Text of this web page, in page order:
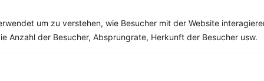
um zu verstehen, wie Besucher mit der Website
Anzahl der Besucher, Absprungrate, Herkunft der Besucher usw.